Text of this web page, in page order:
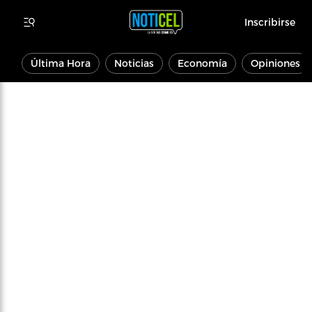
Inscribirse
Última Hora Noticias Economía Opiniones